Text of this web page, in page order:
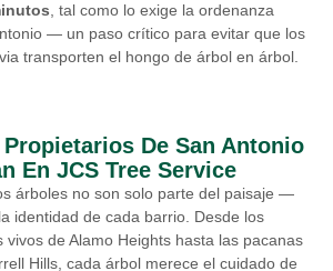
, tal como lo exige la ordenanza
— un paso crítico para evitar que los
transporten el hongo de árbol en árbol.
De San Antonio
En JCS Tree Service
árboles no son solo parte del paisaje —
identidad de cada barrio. Desde los
vivos de Alamo Heights hasta las pacanas
Hills, cada árbol merece el cuidado de